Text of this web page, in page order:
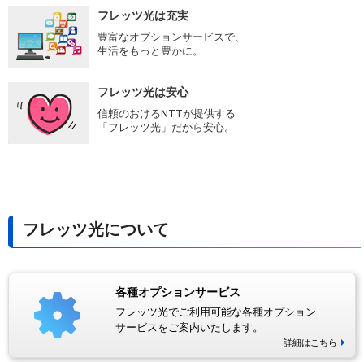
フレッツ光は充実
豊富なオプションサービスで、
生活をもっと豊かに。
フレッツ光は安心
信頼のおけるNTTが提供する
「フレッツ光」だから安心。
フレッツ光について
各種オプションサービス
フレッツ光でご利用可能な各種オプション
サービスをご案内いたします。
詳細はこちら